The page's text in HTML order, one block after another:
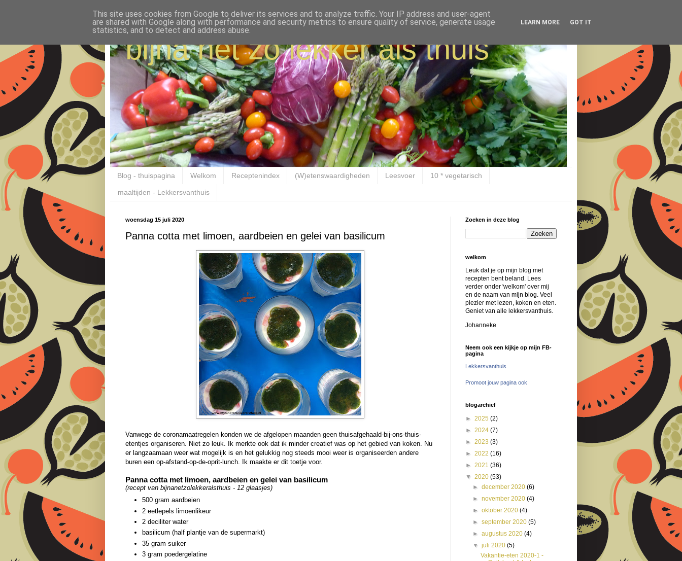
bijna net zo lekker als thuis
Blog - thuispagina Welkom Receptenindex (W)etenswaardigheden Leesvoer 10 * vegetarisch
maaltijden - Lekkersvanthuis
woensdag 15 juli 2020
Panna cotta met limoen, aardbeien en gelei van basilicum
Vanwege de coronamaatregelen konden we de afgelopen maanden geen thuisafgehaald-bij-ons-thuis-
etentjes organiseren. Niet zo leuk. Ik merkte ook dat ik minder creatief was op het gebied van koken. Nu
er langzaamaan weer wat mogelijk is en het gelukkig nog steeds mooi weer is organiseerden andere
buren een op-afstand-op-de-oprit-lunch. Ik maakte er dit toetje voor.
Panna cotta met limoen, aardbeien en gelei van basilicum
(recept van bijnanetzolekkeralsthuis - 12 glaasjes)
500 gram aardbeien
2 eetlepels limoenlikeur
2 deciliter water
basilicum (half plantje van de supermarkt)
35 gram suiker
3 gram poedergelatine
Zoeken in deze blog
welkom
Leuk dat je op mijn blog met
recepten bent beland. Lees
verder onder 'welkom' over mij
en de naam van mijn blog. Veel
plezier met lezen, koken en eten.
Geniet van alle lekkersvanthuis.
Johanneke
Neem ook een kijkje op mijn FB-
pagina
Lekkersvanthuis
Promoot jouw pagina ook
blogarchief
► 2025 (2)
► 2024 (7)
► 2023 (3)
► 2022 (16)
► 2021 (36)
▼ 2020 (53)
►december 2020(6)
►november 2020(4)
►oktober 2020(4)
►september 2020(5)
►augustus 2020(4)
▼juli 2020(5)
Vakantie-eten 2020-1 -
This site uses cookies from Google to deliver its services and to analyze traffic. Your IP address and user-agent
are shared with Google along with performance and security metrics to ensure quality of service, generate usage
statistics, and to detect and address abuse.
LEARN MORE GOT IT